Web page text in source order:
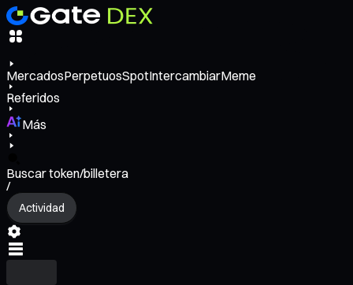
MercadosPerpetuosSpotIntercambiarMeme
Referidos
Más
Buscar token/billetera
/
Actividad